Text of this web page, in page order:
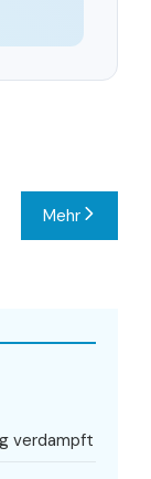
Mehr
verdampft